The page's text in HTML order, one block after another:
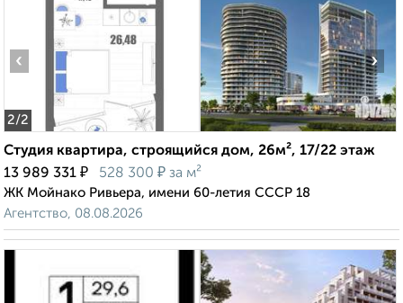
2/2
‹ ›
Студия квартира, строящийся дом, 26м², 17/22 этаж
13 989 331 ₽ 528 300 ₽ за м²
ЖК Мойнако Ривьера, имени 60-летия СССР 18
Агентство, 08.08.2026